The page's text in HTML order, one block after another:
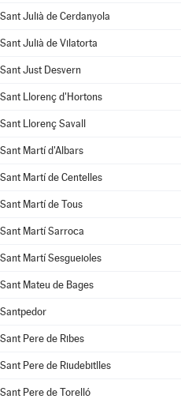
Sant Julià de Cerdanyola
Sant Julià de Vilatorta
Sant Just Desvern
Sant Llorenç d'Hortons
Sant Llorenç Savall
Sant Martí d'Albars
Sant Martí de Centelles
Sant Martí de Tous
Sant Martí Sarroca
Sant Martí Sesgueioles
Sant Mateu de Bages
Santpedor
Sant Pere de Ribes
Sant Pere de Riudebitlles
Sant Pere de Torelló